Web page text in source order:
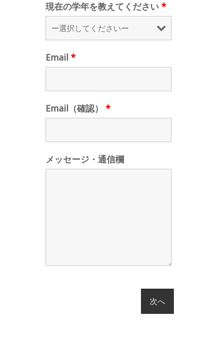
現在の学年を教えてください *
Email *
Email（確認） *
メッセージ・通信欄